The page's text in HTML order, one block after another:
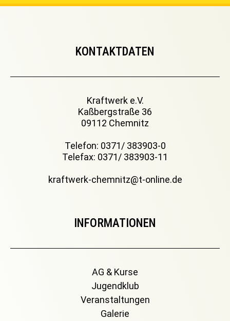
KONTAKTDATEN
Kraftwerk e.V.
Kaßbergstraße 36
09112 Chemnitz
Telefon: 0371/ 383903-0
Telefax: 0371/ 383903-11
kraftwerk-chemnitz@t-online.de
INFORMATIONEN
AG & Kurse
Jugendklub
Veranstaltungen
Galerie